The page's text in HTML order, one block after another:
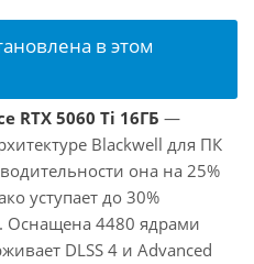
в этом
RTX 5060 Ti 16ГБ —
Blackwell для ПК
она на 25%
уступает до 30%
Оснащена 4480 ядрами
DLSS 4 и Advanced